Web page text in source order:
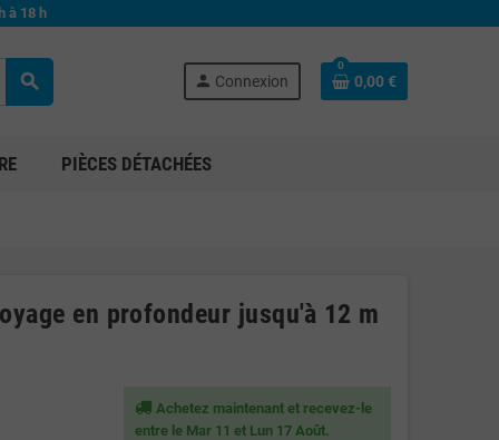
à 18 h
search person Connexion
0
0,00 €
PIÈCES DÉTACHÉES
en profondeur jusqu'à 12 m
Achetez maintenant et recevez-le
entre le Mar 11 et Lun 17 Août.